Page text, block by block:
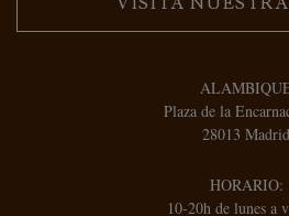
Plaza de la
28013 Madrid
HORARIO:
10-20h de lunes a